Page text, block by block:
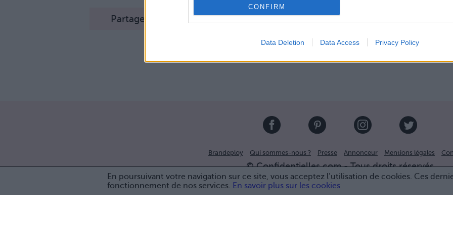
CONFIRM
Data Deletion Data Access Privacy Policy
En poursuivant votre navigation sur ce site, vous acceptez l’utilisation de cookies. Ces
fonctionnement de nos services. En savoir plus sur les cookies
Partager sur Facebook
Brandeploy Qui sommes-nous ? Presse Annonceur Mentions légales
© Confidentielles.com - Tous droits réservés